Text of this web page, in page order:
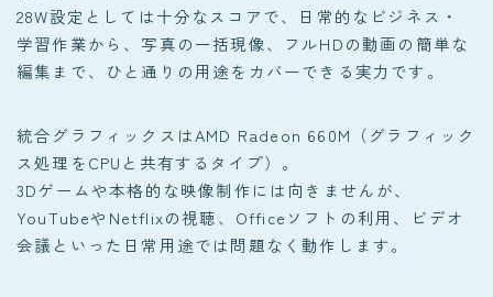
28W設定としては十分なスコアで、日常的なビジネス・
学習作業から、写真の一括現像、フルHDの動画の簡単な
編集まで、ひと通りの用途をカバーできる実力です。
統合グラフィックスはAMD Radeon 660M（グラフィック
ス処理をCPUと共有するタイプ）。
3Dゲームや本格的な映像制作には向きませんが、
YouTubeやNetflixの視聴、Officeソフトの利用、ビデオ
会議といった日常用途では問題なく動作します。